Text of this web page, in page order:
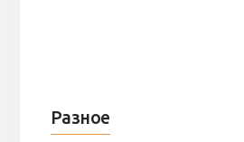
Разное